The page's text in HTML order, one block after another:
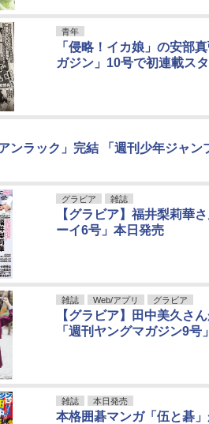
青年
「侵略！イカ娘」の安部
ガジン」10号で初連載スタ
ンラック」完結 「週刊少年ジャ
グラビア 雑誌
【グラビア】福井梨莉華
ーイ6号」本日発売
雑誌 Web/アプリ グラビア
【グラビア】田中美久さ
「週刊ヤングマガジン9号
雑誌 本日発売
本格囲碁マンガ「伍と碁